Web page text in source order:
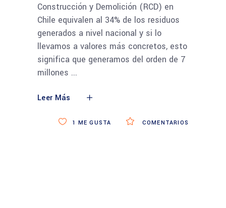
Construcción y Demolición (RCD) en
Chile equivalen al 34% de los residuos
generados a nivel nacional y si lo
llevamos a valores más concretos, esto
significa que generamos del orden de 7
millones
Leer Más
COMENTARIOS
1 ME GUSTA